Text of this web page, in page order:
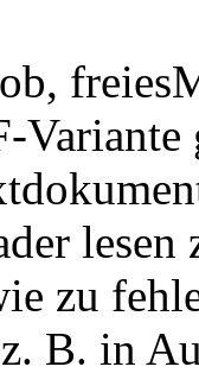
lesen
zu
B. in